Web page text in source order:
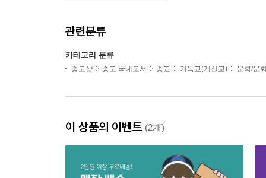
관련분류
카테고리 분류
중고샵 중고 국내도서 종교 기독교(개신교) 문학/문
이 상품의 이벤트 (2개)